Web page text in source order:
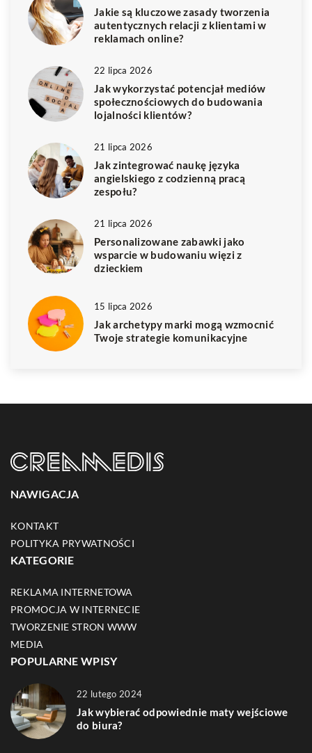
Jakie są kluczowe zasady tworzenia
autentycznych relacji z klientami w
reklamach online?
22 lipca 2026
Jak wykorzystać potencjał mediów
społecznościowych do budowania
lojalności klientów?
21 lipca 2026
Jak zintegrować naukę języka
angielskiego z codzienną pracą
zespołu?
21 lipca 2026
Personalizowane zabawki jako
wsparcie w budowaniu więzi z
dzieckiem
15 lipca 2026
Jak archetypy marki mogą wzmocnić
Twoje strategie komunikacyjne
NAWIGACJA
KONTAKT
POLITYKA PRYWATNOŚCI
KATEGORIE
REKLAMA INTERNETOWA
PROMOCJA W INTERNECIE
TWORZENIE STRON WWW
MEDIA
POPULARNE WPISY
22 lutego 2024
Jak wybierać odpowiednie maty wejściowe
do biura?